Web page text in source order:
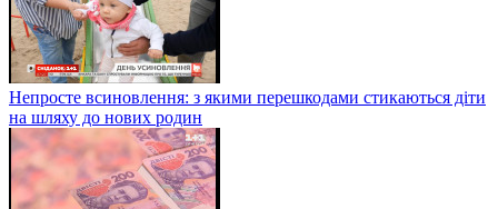
Непросте всиновлення: з якими перешкодами стикаються діти
на шляху до нових родин